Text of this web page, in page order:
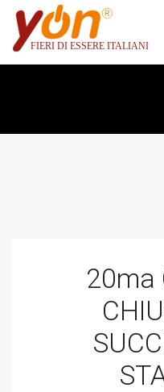
20ma